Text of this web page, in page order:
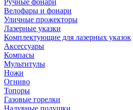
Ручные фонари
Велофары и фонари
Уличные прожекторы
Лазерные указки
Комплектующие для лазерных указок
Аксессуары
Компасы
Мультитулы
Ножи
Огниво
Топоры
Газовые горелки
Надувные подушки